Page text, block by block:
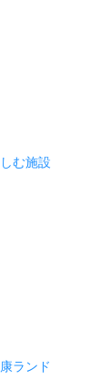
む施設
ランド